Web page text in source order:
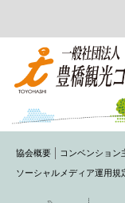
協会概要 コンベンション
ソーシャルメディア運用規
〒440-0075 豊橋市花田町字石塚